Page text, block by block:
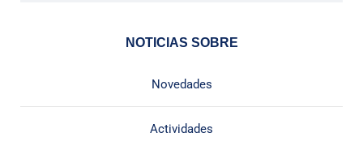
NOTICIAS SOBRE
Novedades
Actividades